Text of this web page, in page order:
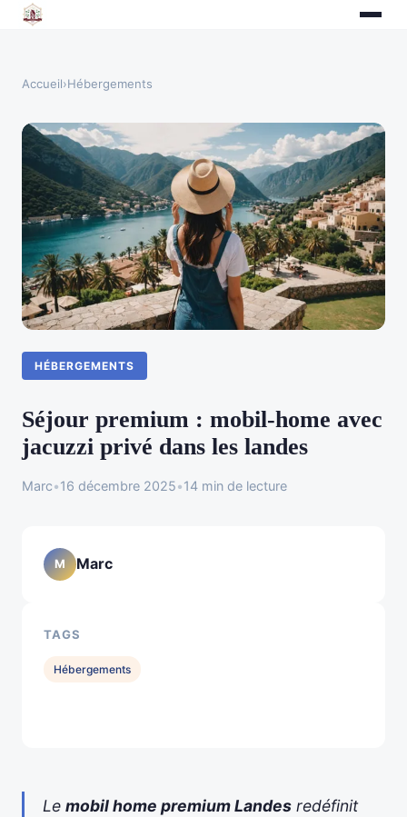
Accueil›Hébergements
HÉBERGEMENTS
Séjour premium : mobil‑home avec
jacuzzi privé dans les landes
Marc•16 décembre 2025•14 min de lecture
Le mobil home premium Landes redéfinit
M Marc
TAGS
Hébergements